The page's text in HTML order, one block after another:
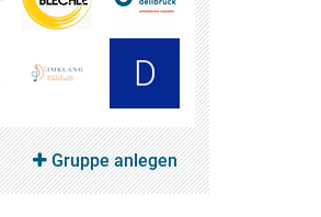
D
Gruppe anlegen